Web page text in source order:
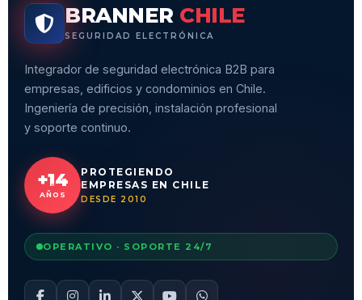
BRANNER CHILE
SEGURIDAD ELECTRÓNICA
Integrador de seguridad electrónica B2B para
empresas, edificios y condominios en Chile.
Ingeniería de precisión, instalación profesional
y soporte continuo.
+14
AÑOS
PROTEGIENDO
EMPRESAS EN CHILE
DESDE 2010
OPERATIVO · SOPORTE 24/7